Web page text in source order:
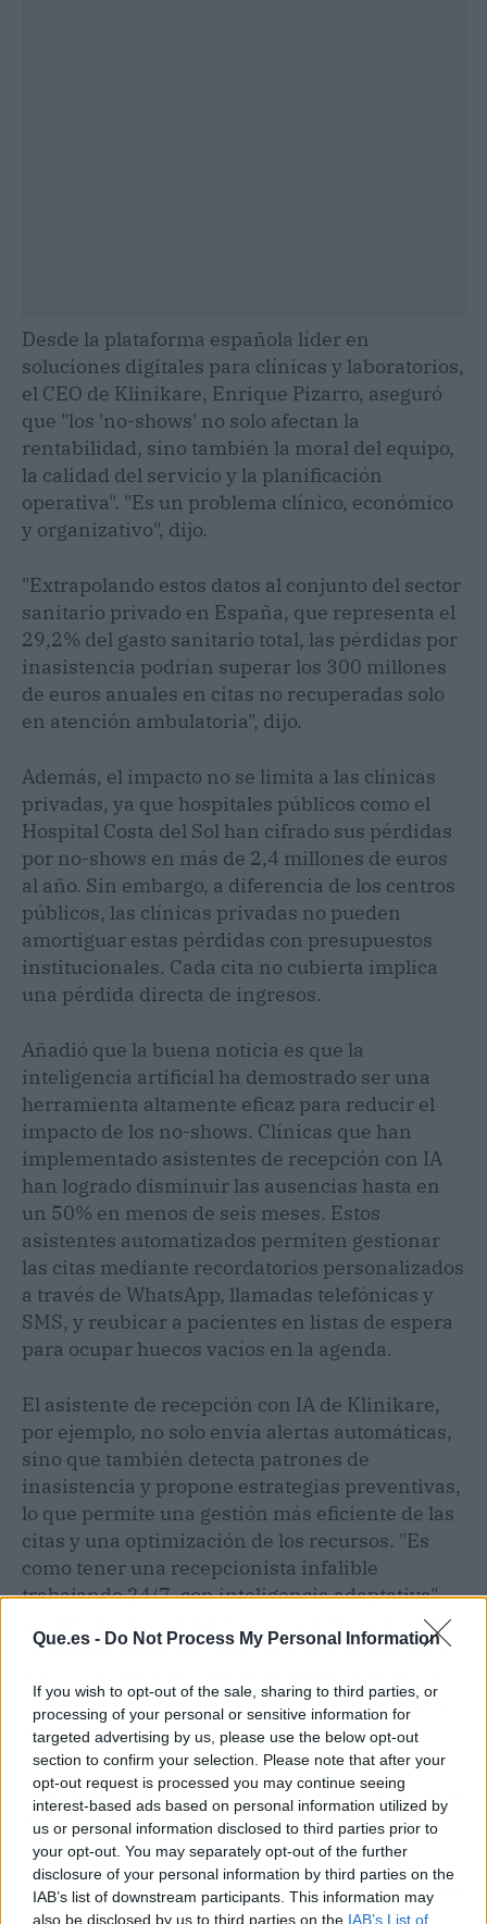
Que.es - Do Not Process My Personal Information
If you wish to opt-out of the sale, sharing to third parties, or
processing of your personal or sensitive information for
targeted advertising by us, please use the below opt-out
section to confirm your selection. Please note that after your
opt-out request is processed you may continue seeing
interest-based ads based on personal information utilized by
us or personal information disclosed to third parties prior to
your opt-out. You may separately opt-out of the further
disclosure of your personal information by third parties on the
IAB’s list of downstream participants. This information may
also be disclosed by us to third parties on the IAB’s List of
Desde la plataforma española líder en
soluciones digitales para clínicas y laboratorios,
el CEO de Klinikare, Enrique Pizarro, aseguró
que "los 'no-shows' no solo afectan la
rentabilidad, sino también la moral del equipo,
la calidad del servicio y la planificación
operativa". "Es un problema clínico, económico
y organizativo", dijo.
"Extrapolando estos datos al conjunto del sector
sanitario privado en España, que representa el
29,2% del gasto sanitario total, las pérdidas por
inasistencia podrían superar los 300 millones
de euros anuales en citas no recuperadas solo
en atención ambulatoria", dijo.
Además, el impacto no se limita a las clínicas
privadas, ya que hospitales públicos como el
Hospital Costa del Sol han cifrado sus pérdidas
por no-shows en más de 2,4 millones de euros
al año. Sin embargo, a diferencia de los centros
públicos, las clínicas privadas no pueden
amortiguar estas pérdidas con presupuestos
institucionales. Cada cita no cubierta implica
una pérdida directa de ingresos.
Añadió que la buena noticia es que la
inteligencia artificial ha demostrado ser una
herramienta altamente eficaz para reducir el
impacto de los no-shows. Clínicas que han
implementado asistentes de recepción con IA
han logrado disminuir las ausencias hasta en
un 50% en menos de seis meses. Estos
asistentes automatizados permiten gestionar
las citas mediante recordatorios personalizados
a través de WhatsApp, llamadas telefónicas y
SMS, y reubicar a pacientes en listas de espera
para ocupar huecos vacíos en la agenda.
El asistente de recepción con IA de Klinikare,
por ejemplo, no solo envía alertas automáticas,
sino que también detecta patrones de
inasistencia y propone estrategias preventivas,
lo que permite una gestión más eficiente de las
citas y una optimización de los recursos. "Es
como tener una recepcionista infalible
trabajando 24/7, con inteligencia adaptativa",
explicó Enrique Pizarro. La plataforma no solo
se limita a recordar citas, sino que se adapta al
comunicación efectiva y personalizada en todo
momento.
Artículo anterior
Ni con cebolla ni sin ella:
el error que arruina tu
tortilla de patatas está
en el aceite
Artículo siguiente
Diamantes de
laboratorio: El
"movimiento maestro"
con el que TOUS abarata
el lujo sin perder su